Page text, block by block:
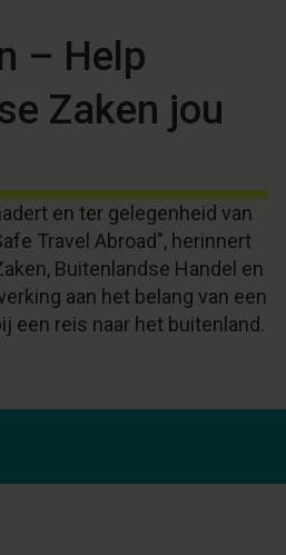
– Help
Zaken jou
en ter gelegenheid van
Travel Abroad", herinnert
Buitenlandse Handel en
aan het belang van een
een reis naar het buitenland.